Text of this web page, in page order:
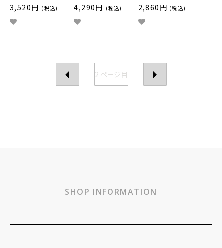
3,520円 (税込) 4,290円 (税込) 2,860円 (税込)
2 ページ目
SHOP INFORMATION